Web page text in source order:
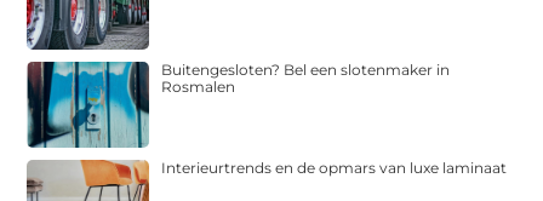
Buitengesloten? Bel een slotenmaker in
Rosmalen
Interieurtrends en de opmars van luxe laminaat